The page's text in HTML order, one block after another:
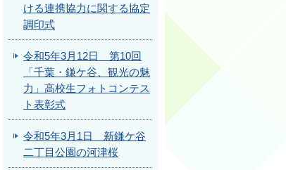
ける連携協力に関する協定
調印式
令和5年3月12日 第10回
「千葉・鎌ケ谷、観光の魅
力」高校生フォトコンテス
ト表彰式
令和5年3月1日 新鎌ケ谷
二丁目公園の河津桜